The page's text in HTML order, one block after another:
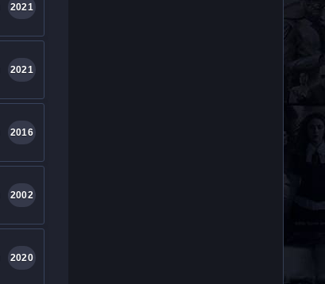
2021
2021
2016
2002
2020